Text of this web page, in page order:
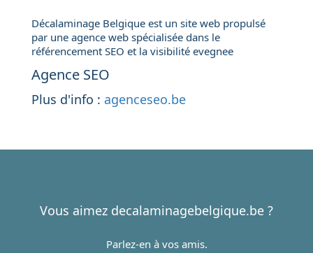
Décalaminage Belgique est un site web propulsé
par une agence web spécialisée dans le
référencement SEO et la visibilité evegnee
Agence SEO
Plus d'info : agenceseo.be
Vous aimez decalaminagebelgique.be ?
Parlez-en à vos amis.